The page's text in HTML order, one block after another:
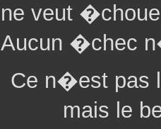
ne veut
Aucun �chec
Ce n�est pas
mais le